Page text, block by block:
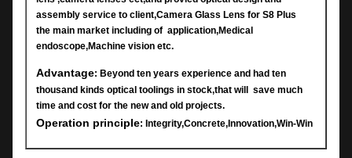
assembly service to client,Camera Glass Lens for S8 Plus
the main market including of application,Medical
endoscope,Machine vision etc.
Advantage: Beyond ten years experience and had ten
thousand kinds optical toolings in stock,that will save much
time and cost for the new and old projects.
Operation principle: Integrity,Concrete,Innovation,Win-Win